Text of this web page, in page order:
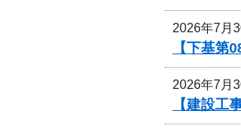
2026年7月
【下基
2026年7月
【建設工